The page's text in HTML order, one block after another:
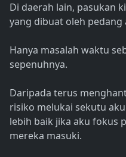
Di daerah lain, pasukan
yang dibuat oleh pedang
Hanya masalah waktu
sepenuhnya.
Daripada terus
risiko melukai sekutu
lebih baik jika aku fokus
mereka masuki.